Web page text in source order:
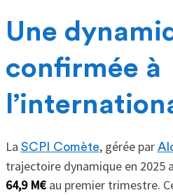
Une
confirmée à
La SCPI Comète, gérée par
trajectoire dynamique en 2025
64,9 M€au premier trimestre.